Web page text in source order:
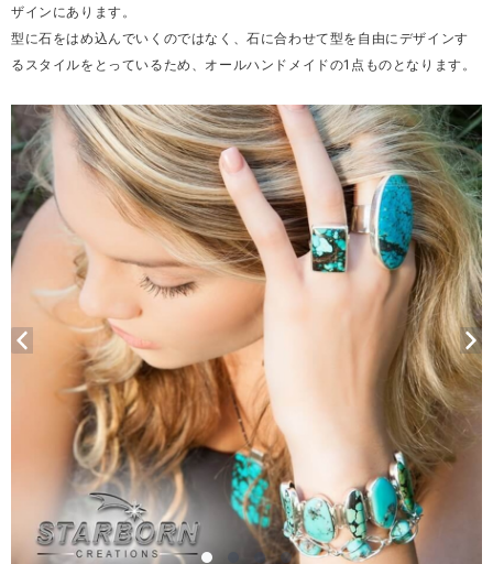
ザインにあります。
型に石をはめ込んでいくのではなく、石に合わせて型を自由にデザインす
るスタイルをとっているため、オールハンドメイドの1点ものとなります。